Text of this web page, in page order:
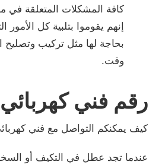
كافة المشكلات المتعلقة في
إنهم يقوموا بتلبية كل الأمور
بحاجة لها مثل تركيب وتصليح
وقت.
رقم فني
كيف يمكنكم التواصل مع فني
عندما تجد عطل في التكيف أو